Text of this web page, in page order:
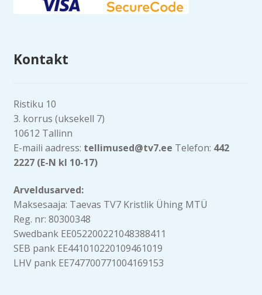
Kontakt
Ristiku 10
3. korrus (uksekell 7)
10612 Tallinn
E-maili aadress: tellimused@tv7.ee Telefon: 442
2227 (E-N kl 10-17)
Arveldusarved:
Maksesaaja: Taevas TV7 Kristlik Ühing MTÜ
Reg. nr: 80300348
Swedbank EE052200221048388411
SEB pank EE441010220109461019
LHV pank EE747700771004169153